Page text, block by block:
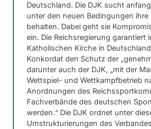
Deutschland. Die DJK sucht
unter den neuen Bedingungen
behalten. Dabei geht sie
ein. Die Reichsregierung garantiert
Katholischen Kirche in
Konkordat den Schutz der
darunter auch der DJK, „mit der
Wettspiel- und Wettkampfbetrieb
Anordnungen des
Fachverbände des deutschen
werden.“ Die DJK ordnet unter
Umstrukturierungen des